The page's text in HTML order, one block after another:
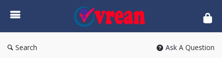
vrean.com
Search Ask A Question